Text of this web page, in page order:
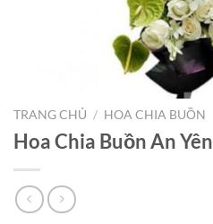
TRANG CHỦ / HOA CHIA BUỒN
Hoa Chia Buồn An Yên